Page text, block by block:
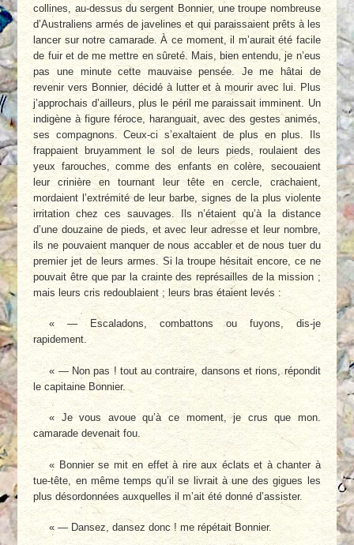
collines, au-dessus du sergent Bonnier, une troupe nombreuse
d’Australiens armés de javelines et qui paraissaient prêts à les
lancer sur notre camarade. À ce moment, il m’aurait été facile
de fuir et de me mettre en sûreté. Mais, bien entendu, je n’eus
pas une minute cette mauvaise pensée. Je me hâtai de
revenir vers Bonnier, décidé à lutter et à mourir avec lui. Plus
j’approchais d’ailleurs, plus le péril me paraissait imminent. Un
indigène à figure féroce, haranguait, avec des gestes animés,
ses compagnons. Ceux-ci s’exaltaient de plus en plus. Ils
frappaient bruyamment le sol de leurs pieds, roulaient des
yeux farouches, comme des enfants en colère, secouaient
leur crinière en tournant leur tête en cercle, crachaient,
mordaient l’extrémité de leur barbe, signes de la plus violente
irritation chez ces sauvages. Ils n’étaient qu’à la distance
d’une douzaine de pieds, et avec leur adresse et leur nombre,
ils ne pouvaient manquer de nous accabler et de nous tuer du
premier jet de leurs armes. Si la troupe hésitait encore, ce ne
pouvait être que par la crainte des représailles de la mission ;
mais leurs cris redoublaient ; leurs bras étaient levés :
« — Escaladons, combattons ou fuyons, dis-je
rapidement.
« — Non pas ! tout au contraire, dansons et rions, répondit
le capitaine Bonnier.
« Je vous avoue qu’à ce moment, je crus que mon.
camarade devenait fou.
« Bonnier se mit en effet à rire aux éclats et à chanter à
tue-tête, en même temps qu’il se livrait à une des gigues les
plus désordonnées auxquelles il m’ait été donné d’assister.
« — Dansez, dansez donc ! me répétait Bonnier.